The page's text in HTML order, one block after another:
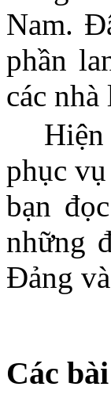
Nam.
phần
các
phục
bạn
những
Đảng
Các